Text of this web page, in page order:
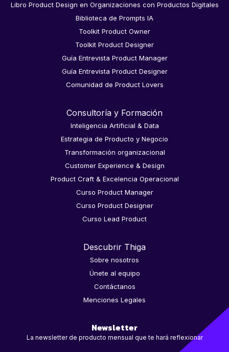
Libro Product Design en Organizaciones con Productos Digitales
Biblioteca de Prompts IA
Toolkit Product Owner
Toolkit Product Designer
Guía Entrevista Product Manager
Guía Entrevista Product Designer
Comunidad de Product Lovers
Consultoría y Formación
Inteligencia Artificial & Data
Estrategia de Producto y Negocio
Transformación organizacional
Customer Experience & Design
Product Craft & Excelencia Operacional
Curso Product Manager
Curso Product Designer
Curso Lead Product
Descubrir Thiga
Sobre nosotros
Únete al equipo
Contáctanos
Menciones Legales
Newsletter
La newsletter de producto mensual que te hará reflexionar